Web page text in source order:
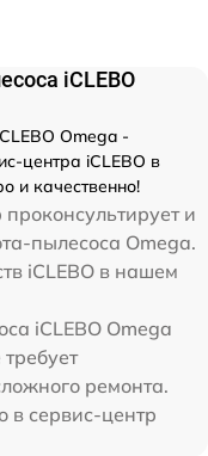
iCLEBO
Omega -
центра iCLEBO в
и качественно!
и
пылесоса Omega.
iCLEBO в нашем
iCLEBO Omega
ремонта.
в сервис-центр